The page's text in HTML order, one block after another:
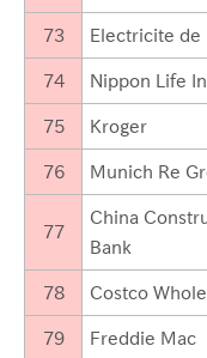
73 Electricite de
74 Nippon Life
75 Kroger
76 Munich Re
77
China
Bank
78 Costco
79 Freddie Mac